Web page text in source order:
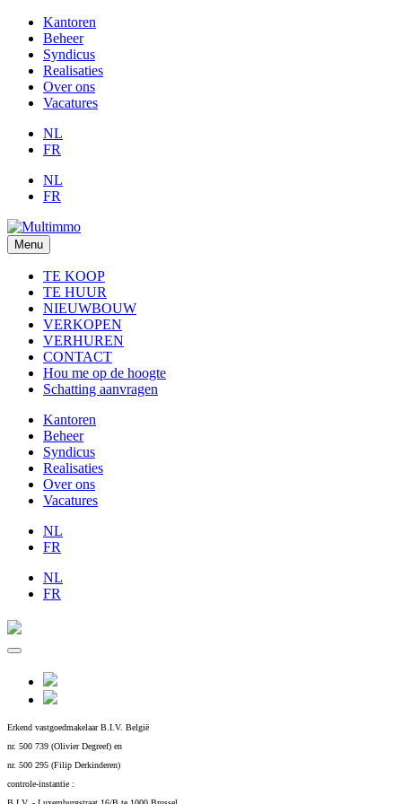
Kantoren
Beheer
Syndicus
Realisaties
Over ons
Vacatures
NL
FR
NL
FR
Menu
TE KOOP
TE HUUR
NIEUWBOUW
VERKOPEN
VERHUREN
CONTACT
Hou me op de hoogte
Schatting aanvragen
Kantoren
Beheer
Syndicus
Realisaties
Over ons
Vacatures
NL
FR
NL
FR
Erkend vastgoedmakelaar B.I.V. België
nr. 500 739 (Olivier Degreef) en
nr. 500 295 (Filip Derkinderen)
controle-instantie :